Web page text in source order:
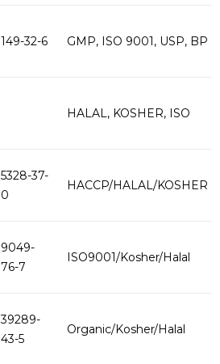
149-32-6 GMP, ISO 9001, USP, BP
HALAL, KOSHER, ISO
5328-37-
0
HACCP/HALAL/KOSHER
9049-
76-7
ISO9001/Kosher/Halal
39289-
43-5
Organic/Kosher/Halal